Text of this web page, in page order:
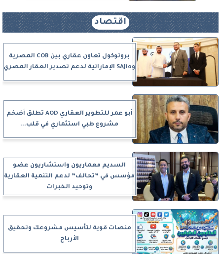
اقتصاد
بروتوكول تعاون عقاري بين COB المصرية
وSAJio الإماراتية لدعم تصدير العقار المصري
أبو عمر للتطوير العقاري AOD تطلق أضخم
مشروع طبي استثماري في قلب...
السديم معماريون واستشاريون عضو
مؤسس في ”تحالف” لدعم التنمية العقارية
وتوحيد الخبرات
منصات قوية لتأسيس مشروعك وتحقيق
الأرباح